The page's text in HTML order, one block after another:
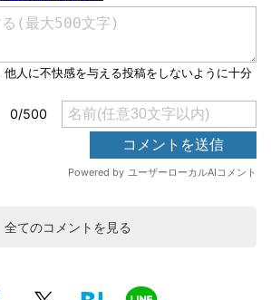
全てのコメントを見る